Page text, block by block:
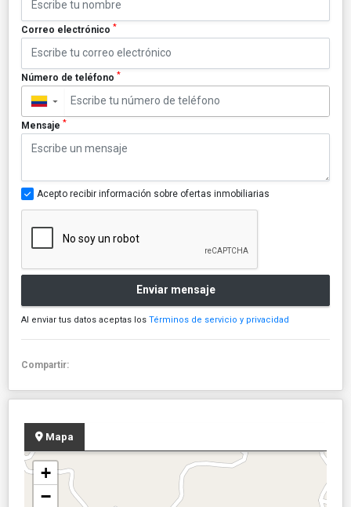
Correo electrónico *
Número de teléfono *
▼
Mensaje *
Acepto recibir información sobre ofertas inmobiliarias
Enviar mensaje
Al enviar tus datos aceptas los Términos de servicio y privacidad
Compartir:
Mapa
+
−